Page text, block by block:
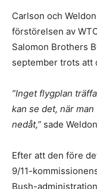
Carlson och
förstörelsen av
Salomon Brothers
september trots att
”Inget flygplan
kan se det, när
nedåt,” sade
Efter att den före
9/11-
Bush-